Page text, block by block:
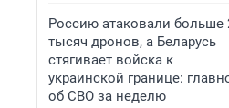
Россию атаковали больше
тысяч дронов, а Беларусь
стягивает войска к
украинской границе:
об СВО за неделю